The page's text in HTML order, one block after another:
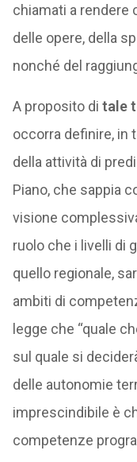
chiamati a rendere
delle opere, della
nonché del
A proposito di tale
occorra definire, in
della attività di
Piano, che sappia
visione
ruolo che i livelli di
quello regionale,
ambiti di
legge che “quale
sul quale si
delle autonomie
imprescindibile è
competenze